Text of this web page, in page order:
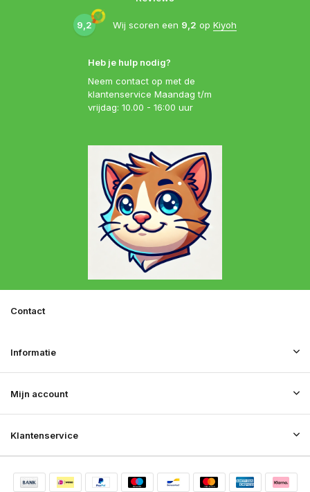
Heb je hulp nodig?
Neem contact op met de
klantenservice Maandag t/m
vrijdag: 10.00 - 16:00 uur
9,2 Wij scoren een 9,2 op Kiyoh
Klantenservice
Mijn account
Informatie
Contact